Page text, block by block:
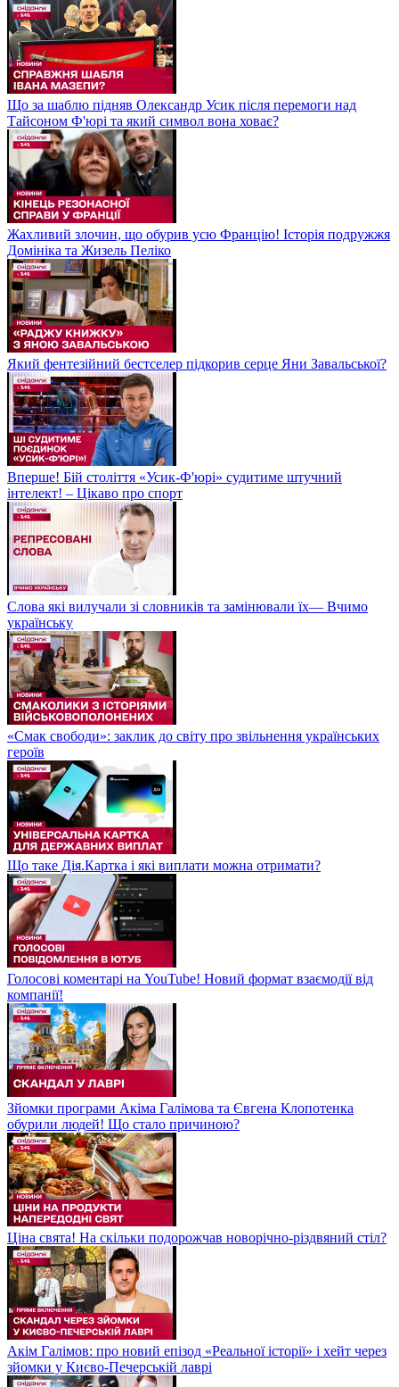
Що за шаблю підняв Олександр Усик після перемоги над
Тайсоном Ф'юрі та який символ вона ховає?
Жахливий злочин, що обурив усю Францію! Історія подружжя
Домініка та Жизель Пеліко
Який фентезійний бестселер підкорив серце Яни Завальської?
Вперше! Бій століття «Усик-Ф'юрі» судитиме штучний
інтелект! – Цікаво про спорт
Слова які вилучали зі словників та замінювали їх— Вчимо
українську
«Смак свободи»: заклик до світу про звільнення українських
героїв
Що таке Дія.Картка і які виплати можна отримати?
Голосові коментарі на YouTube! Новий формат взаємодії від
компанії!
Зйомки програми Акіма Галімова та Євгена Клопотенка
обурили людей! Що стало причиною?
Ціна свята! На скільки подорожчав новорічно-різдвяний стіл?
Акім Галімов: про новий епізод «Реальної історії» і хейт через
зйомки у Києво-Печерській лаврі